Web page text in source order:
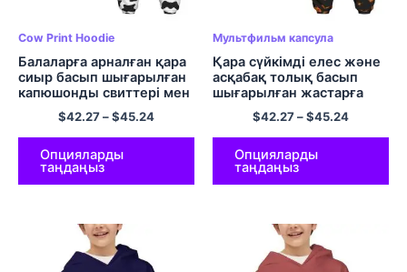
Cow Print Hoodie
Балаларға арналған қара
сиыр басып шығарылған
капюшонды свиттері мен
шалбары толық басып
шығарылған графикалық
капюшондық киімдер
$42.27–$45.24
Опцияларды
таңдаңыз
Мультфильм капсула
Қара сүйкімді елес және
асқабақ толық басып
шығарылған жастарға
арналған юбка жиынтығы
балаларға арналған
жайлылық Хэллоуинге
арналған капюди
$42.27–$45.24
Опцияларды
таңдаңыз